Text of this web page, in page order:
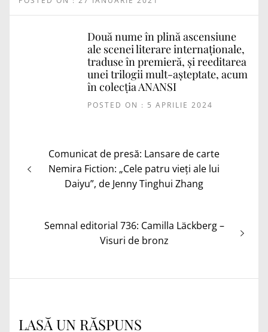
Două nume în plină ascensiune
ale scenei literare internaționale,
traduse în premieră, și reeditarea
unei trilogii mult-așteptate, acum
în colecția ANANSI
POSTED ON : 5 APRILIE 2024
Navigare
în
articole
Articolul
anterior:
Comunicat de presă: Lansare de carte
Nemira Fiction: „Cele patru vieți ale lui
Daiyu”, de Jenny Tinghui Zhang
Articolul
Semnal editorial 736: Camilla Läckberg –
Visuri de bronz
LASĂ UN RĂSPUNS